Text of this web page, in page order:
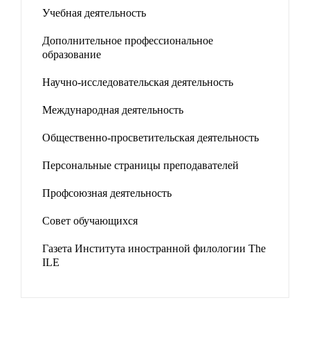
Учебная деятельность
Дополнительное профессиональное
образование
Научно-исследовательская деятельность
Международная деятельность
Общественно-просветительская деятельность
Персональные страницы преподавателей
Профсоюзная деятельность
Совет обучающихся
Газета Института иностранной филологии The
ILE